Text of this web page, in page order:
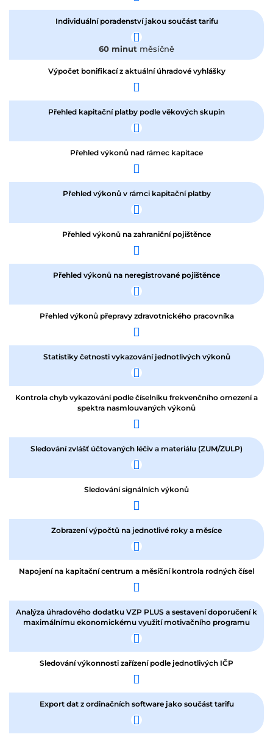
Individuální poradenství jakou součást tarifu
60 minut měsíčně
Výpočet bonifikací z aktuální úhradové vyhlášky
Přehled kapitační platby podle věkových skupin
Přehled výkonů nad rámec kapitace
Přehled výkonů v rámci kapitační platby
Přehled výkonů na zahraniční pojištěnce
Přehled výkonů na neregistrované pojištěnce
Přehled výkonů přepravy zdravotnického pracovníka
Statistiky četnosti vykazování jednotlivých výkonů
Kontrola chyb vykazování podle číselníku frekvenčního omezení a
spektra nasmlouvaných výkonů
Sledování zvlášť účtovaných léčiv a materiálu (ZUM/ZULP)
Sledování signálních výkonů
Zobrazení výpočtů na jednotlivé roky a měsíce
Napojení na kapitační centrum a měsíční kontrola rodných čísel
Analýza úhradového dodatku VZP PLUS a sestavení doporučení k
maximálnímu ekonomickému využití motivačního programu
Sledování výkonnosti zařízení podle jednotlivých IČP
Export dat z ordinačních software jako součást tarifu